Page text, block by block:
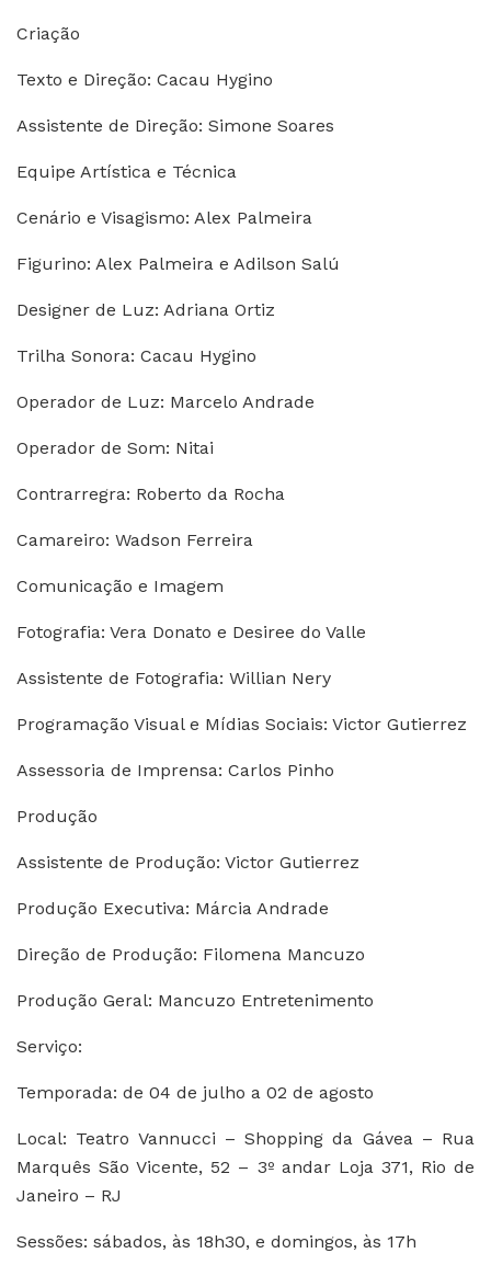
Criação
Texto e Direção: Cacau Hygino
Assistente de Direção: Simone Soares
Equipe Artística e Técnica
Cenário e Visagismo: Alex Palmeira
Figurino: Alex Palmeira e Adilson Salú
Designer de Luz: Adriana Ortiz
Trilha Sonora: Cacau Hygino
Operador de Luz: Marcelo Andrade
Operador de Som: Nitai
Contrarregra: Roberto da Rocha
Camareiro: Wadson Ferreira
Comunicação e Imagem
Fotografia: Vera Donato e Desiree do Valle
Assistente de Fotografia: Willian Nery
Programação Visual e Mídias Sociais: Victor Gutierrez
Assessoria de Imprensa: Carlos Pinho
Produção
Assistente de Produção: Victor Gutierrez
Produção Executiva: Márcia Andrade
Direção de Produção: Filomena Mancuzo
Produção Geral: Mancuzo Entretenimento
Serviço:
Temporada: de 04 de julho a 02 de agosto
Local: Teatro Vannucci – Shopping da Gávea – Rua
Marquês São Vicente, 52 – 3º andar Loja 371, Rio de
Janeiro – RJ
Sessões: sábados, às 18h30, e domingos, às 17h